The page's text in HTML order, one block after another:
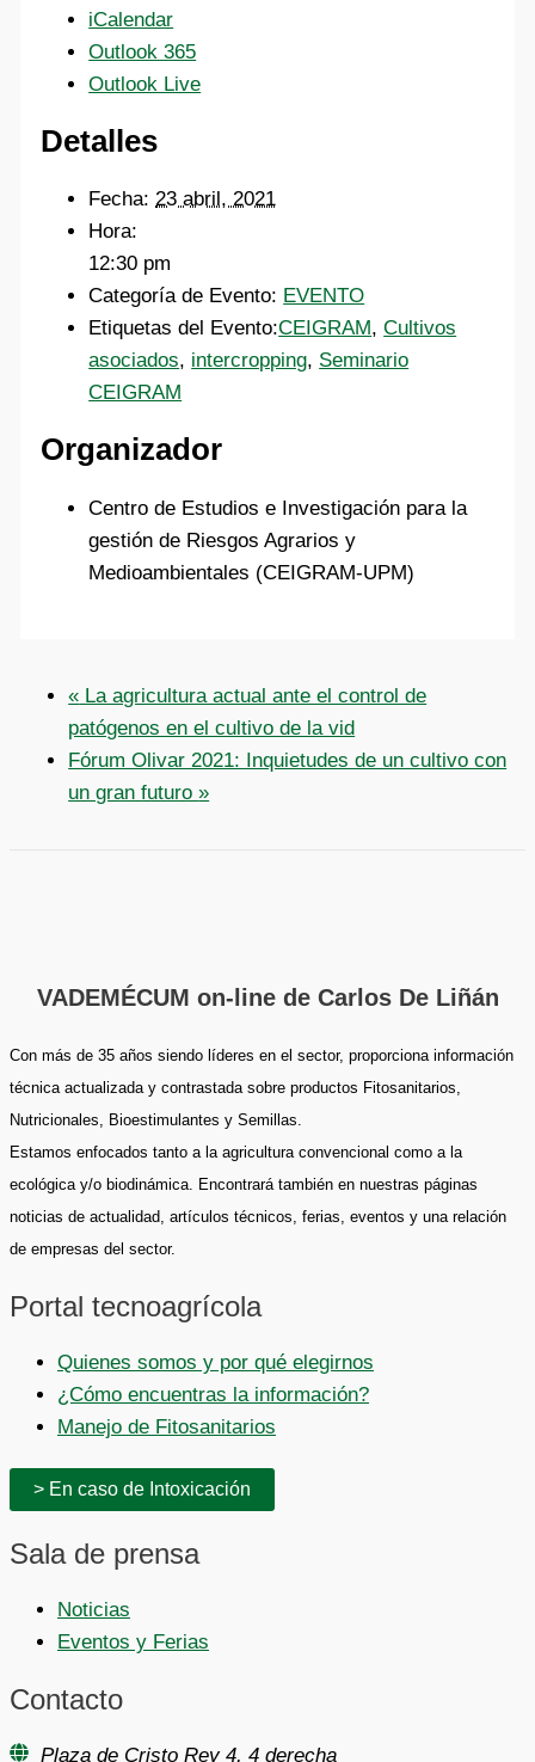
iCalendar
Outlook 365
Outlook Live
Detalles
Fecha: 23 abril, 2021
Hora:
12:30 pm
Categoría de Evento: EVENTO
Etiquetas del Evento:CEIGRAM,Cultivos
asociados, intercropping, Seminario
CEIGRAM
Organizador
Centro de Estudios e Investigación para la
gestión de Riesgos Agrarios y
Medioambientales (CEIGRAM-UPM)
« La agricultura actual ante el control de
patógenos en el cultivo de la vid
Fórum Olivar 2021: Inquietudes de un cultivo con
un gran futuro»
VADEMÉCUM on-line de Carlos De Liñán
Con más de 35 años siendo líderes en el sector, proporciona información
técnica actualizada y contrastada sobre productos Fitosanitarios,
Nutricionales, Bioestimulantes y Semillas.
Estamos enfocados tanto a la agricultura convencional como a la
ecológica y/o biodinámica. Encontrará también en nuestras páginas
noticias de actualidad, artículos técnicos, ferias, eventos y una relación
de empresas del sector.
Portal tecnoagrícola
Quienes somos y por qué elegirnos
¿Cómo encuentras la información?
Manejo de Fitosanitarios
> En caso de Intoxicación
Sala de prensa
Noticias
Eventos y Ferias
Contacto
Plaza de Cristo Rey 4, 4 derecha